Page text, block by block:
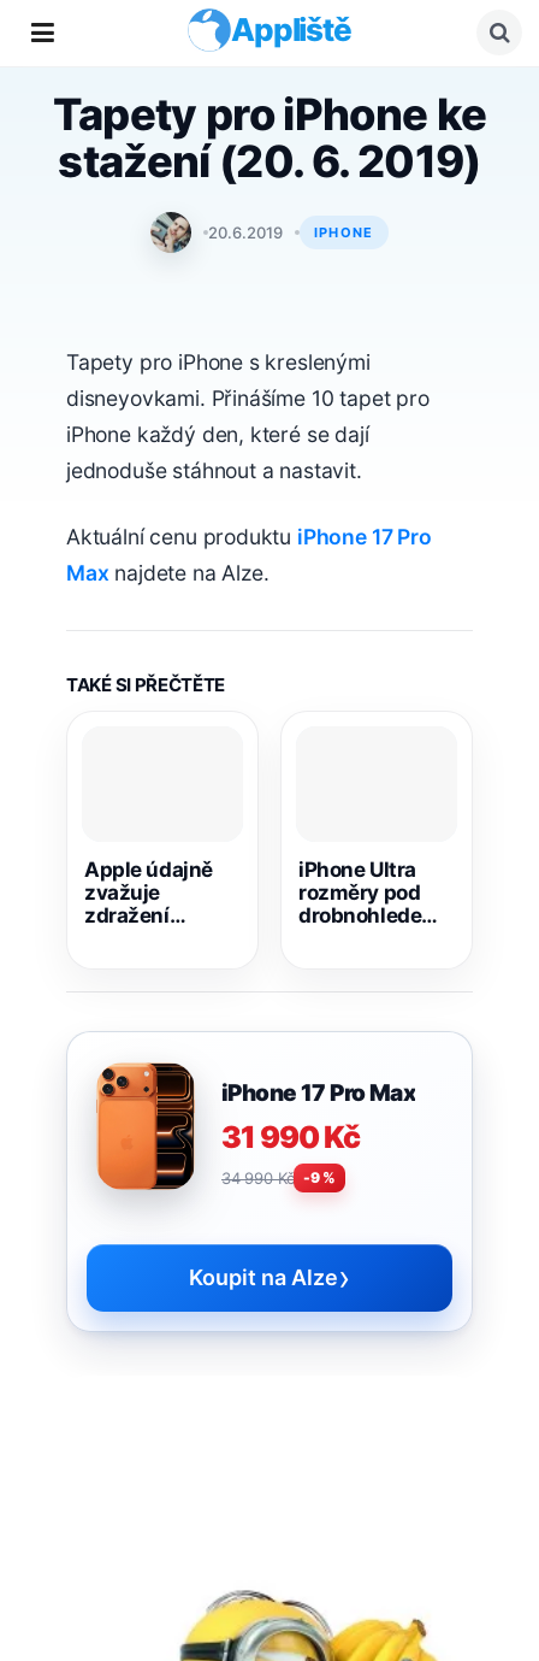
Appliště
Tapety pro iPhone ke
stažení (20. 6. 2019)
Tomáš Svoboda
20.6.2019 IPHONE
Tapety pro iPhone s kreslenými
disneyovkami. Přinášíme 10 tapet pro
iPhone každý den, které se dají
jednoduše stáhnout a nastavit.
Aktuální cenu produktu iPhone 17 Pro
Max najdete na Alze.
TAKÉ SI PŘEČTĚTE
Apple údajně
zvažuje
zdražení
iPhone Ultra
rozměry pod
drobnohledem:
iPhone 17 Pro Max
31 990 Kč
34 990 Kč -9 %
Koupit na Alze›